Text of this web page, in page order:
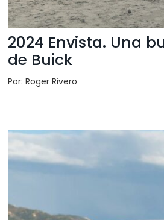
2024 Envista. Una
de Buick
Por: Roger Rivero